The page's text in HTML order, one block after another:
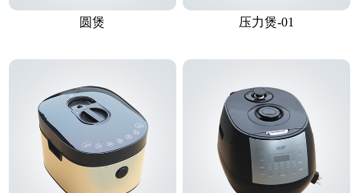
圆煲 压力煲-01